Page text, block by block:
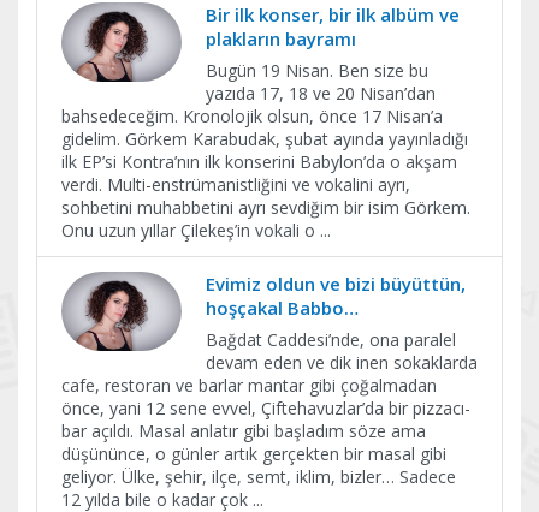
Bir ilk konser, bir ilk albüm ve
plakların bayramı
Bugün 19 Nisan. Ben size bu
yazıda 17, 18 ve 20 Nisan’dan
bahsedeceğim. Kronolojik olsun, önce 17 Nisan’a
gidelim. Görkem Karabudak, şubat ayında yayınladığı
ilk EP’si Kontra’nın ilk konserini Babylon’da o akşam
verdi. Multi-enstrümanistliğini ve vokalini ayrı,
sohbetini muhabbetini ayrı sevdiğim bir isim Görkem.
Onu uzun yıllar Çilekeş’in vokali o ...
Evimiz oldun ve bizi büyüttün,
hoşçakal Babbo…
Bağdat Caddesi’nde, ona paralel
devam eden ve dik inen sokaklarda
cafe, restoran ve barlar mantar gibi çoğalmadan
önce, yani 12 sene evvel, Çiftehavuzlar’da bir pizzacı-
bar açıldı. Masal anlatır gibi başladım söze ama
düşününce, o günler artık gerçekten bir masal gibi
geliyor. Ülke, şehir, ilçe, semt, iklim, bizler… Sadece
12 yılda bile o kadar çok ...